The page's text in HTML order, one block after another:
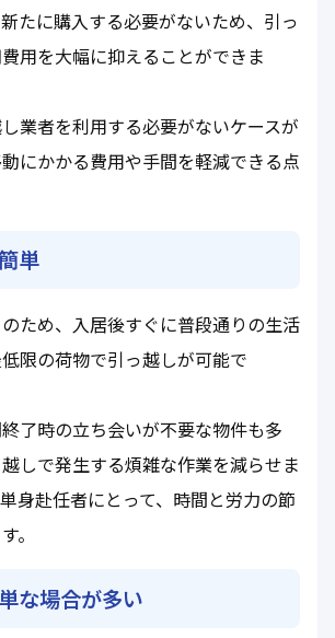
たに購入する必要がないため、引っ
用を大幅に抑えることができま
業者を利用する必要がないケースが
にかかる費用や手間を軽減できる点
単
ため、入居後すぐに普段通りの生活
限の荷物で引っ越しが可能で
了時の立ち会いが不要な物件も多
しで発生する煩雑な作業を減らせま
身赴任者にとって、時間と労力の節
。
な場合が多い